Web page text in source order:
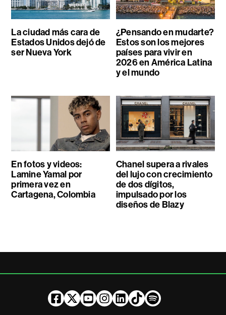
La ciudad más cara de
Estados Unidos dejó de
ser Nueva York
¿Pensando en mudarte?
Estos son los mejores
países para vivir en
2026 en América Latina
y el mundo
En fotos y videos:
Lamine Yamal por
primera vez en
Cartagena, Colombia
Chanel supera a rivales
del lujo con crecimiento
de dos dígitos,
impulsado por los
diseños de Blazy